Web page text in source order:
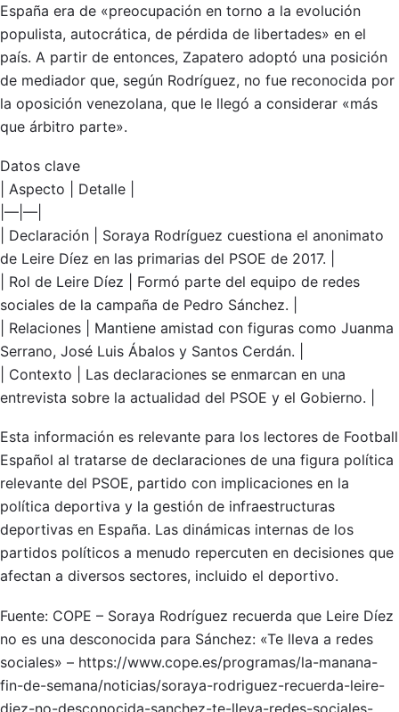
España era de «preocupación en torno a la evolución
populista, autocrática, de pérdida de libertades» en el
país. A partir de entonces, Zapatero adoptó una posición
de mediador que, según Rodríguez, no fue reconocida por
la oposición venezolana, que le llegó a considerar «más
que árbitro parte».
Datos clave
| Aspecto | Detalle |
|—|—|
| Declaración | Soraya Rodríguez cuestiona el anonimato
de Leire Díez en las primarias del PSOE de 2017. |
| Rol de Leire Díez | Formó parte del equipo de redes
sociales de la campaña de Pedro Sánchez. |
| Relaciones | Mantiene amistad con figuras como Juanma
Serrano, José Luis Ábalos y Santos Cerdán. |
| Contexto | Las declaraciones se enmarcan en una
entrevista sobre la actualidad del PSOE y el Gobierno. |
Esta información es relevante para los lectores de Football
Español al tratarse de declaraciones de una figura política
relevante del PSOE, partido con implicaciones en la
política deportiva y la gestión de infraestructuras
deportivas en España. Las dinámicas internas de los
partidos políticos a menudo repercuten en decisiones que
afectan a diversos sectores, incluido el deportivo.
Fuente: COPE – Soraya Rodríguez recuerda que Leire Díez
no es una desconocida para Sánchez: «Te lleva a redes
sociales» – https://www.cope.es/programas/la-manana-
fin-de-semana/noticias/soraya-rodriguez-recuerda-leire-
diez-no-desconocida-sanchez-te-lleva-redes-sociales-